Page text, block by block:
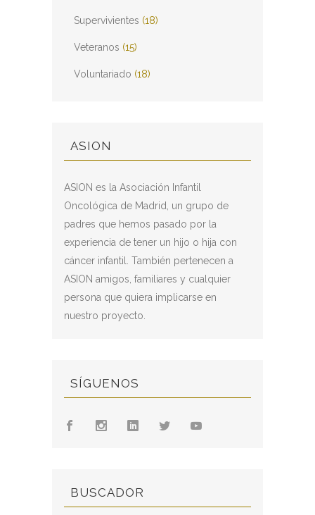
Supervivientes (18)
Veteranos (15)
Voluntariado (18)
ASION
ASION es la Asociación Infantil
Oncológica de Madrid, un grupo de
padres que hemos pasado por la
experiencia de tener un hijo o hija con
cáncer infantil. También pertenecen a
ASION amigos, familiares y cualquier
persona que quiera implicarse en
nuestro proyecto.
SÍGUENOS
BUSCADOR